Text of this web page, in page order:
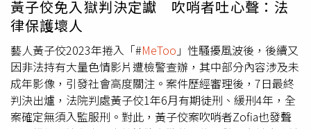
《CTWANT》關心您：若自身或旁人遭受身體精神虐待、性
騷擾、性侵害，請打110報案再打113找社工。
黃子佼免入獄判決定讞 吹哨者吐心聲：法
律保護壞人
藝人黃子佼2023年捲入「#MeToo 」性騷擾風波後，後續又
因非法持有大量色情影片遭檢警查辦，其中部分內容涉及未
成年影像，引發社會高度關注。案件歷經審理後，7日最終
判決出爐，法院判處黃子佼1年6月有期徒刑、緩刑4年，全
案確定無須入監服刑。對此，黃子佼案吹哨者Zofia也發聲